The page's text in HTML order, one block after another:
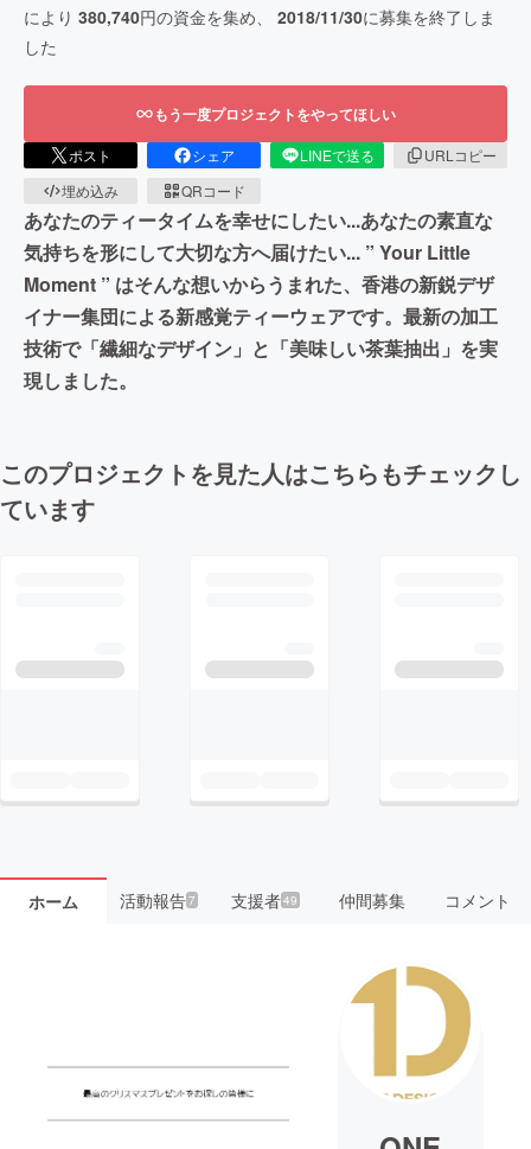
により 380,740円の資金を集め、 2018/11/30に募集を終了しま
した
もう一度プロジェクトをやってほしい
ポスト シェア LINEで送る
URLコピー
埋め込み
QRコード
あなたのティータイムを幸せにしたい...あなたの素直な
気持ちを形にして大切な方へ届けたい... ” Your Little
Moment ” はそんな想いからうまれた、香港の新鋭デザ
イナー集団による新感覚ティーウェアです。最新の加工
技術で「繊細なデザイン」と「美味しい茶葉抽出」を実
現しました。
このプロジェクトを見た人はこちらもチェックし
ています
ホーム 活動報告7 支援者49 仲間募集 コメント